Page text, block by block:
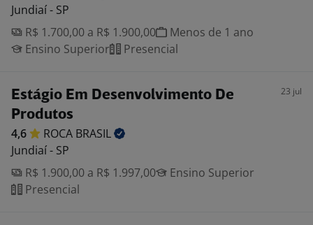
Jundiaí - SP
R$ 1.700,00 a R$ 1.900,00
Menos de 1 ano
Ensino Superior
Presencial
Estágio Em Desenvolvimento De
Produtos
23 jul
4,6 ROCA BRASIL
Jundiaí - SP
R$ 1.900,00 a R$ 1.997,00
Ensino Superior
Presencial